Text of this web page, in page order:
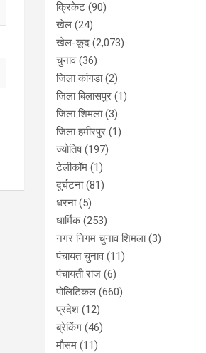
क्रिकेट (90)
खेल (24)
खेल-कूद (2,073)
चुनाव(36)
जिला कांगड़ा(2)
जिला बिलासपुर (1)
जिला शिमला(3)
जिला हमीरपुर (1)
ज्योतिष(197)
टेलीकॉम (1)
दुर्घटना(81)
धरना(5)
धार्मिक(253)
नगर निगम चुनाव शिमला(3)
पंचायत चुनाव(11)
पंचायती राज (6)
पोलिटिकल (660)
प्रदेश (12)
ब्रेकिंग (46)
मौसम (11)